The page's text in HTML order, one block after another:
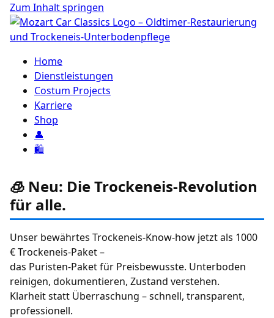
Zum Inhalt springen
Home
Dienstleistungen
Costum Projects
Karriere
Shop
👤
🛍️
🧊 Neu: Die Trockeneis-Revolution
für alle.
Unser bewährtes Trockeneis-Know-how jetzt als 1000
€ Trockeneis-Paket –
das Puristen-Paket für Preisbewusste. Unterboden
reinigen, dokumentieren, Zustand verstehen.
Klarheit statt Überraschung – schnell, transparent,
professionell.